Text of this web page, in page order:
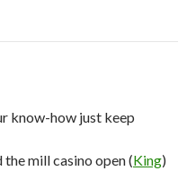
know-how just keep
mill casino open (King)